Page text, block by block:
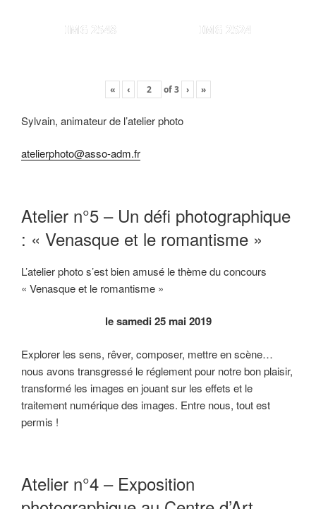
IMG 2548 IMG 2524
« ‹ of3 › »
Sylvain, animateur de l’atelier photo
atelierphoto@asso-adm.fr
Atelier n°5 – Un défi photographique
: « Venasque et le romantisme »
L’atelier photo s’est bien amusé le thème du concours
« Venasque et le romantisme »
le samedi 25 mai 2019
Explorer les sens, rêver, composer, mettre en scène…
nous avons transgressé le réglement pour notre bon plaisir,
transformé les images en jouant sur les effets et le
traitement numérique des images. Entre nous, tout est
permis !
Atelier n°4 – Exposition